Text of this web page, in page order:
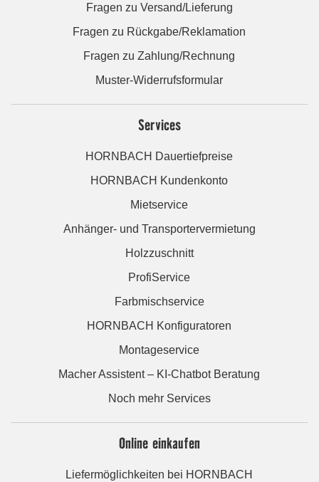
Fragen zu Versand/Lieferung
Fragen zu Rückgabe/Reklamation
Fragen zu Zahlung/Rechnung
Muster-Widerrufsformular
Services
HORNBACH Dauertiefpreise
HORNBACH Kundenkonto
Mietservice
Anhänger- und Transportervermietung
Holzzuschnitt
ProfiService
Farbmischservice
HORNBACH Konfiguratoren
Montageservice
Macher Assistent – KI-Chatbot Beratung
Noch mehr Services
Online einkaufen
Liefermöglichkeiten bei HORNBACH